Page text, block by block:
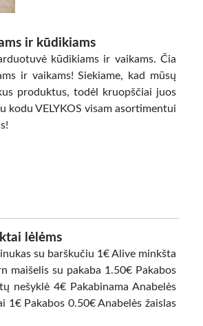
ir kūdikiams
kūdikiams ir vaikams. Čia
ir vaikams! Siekiame, kad mūsų
produktus, todėl kruopščiai juos
kodu VELYKOS visam asortimentui
lėlėms
su barškučiu 1€ Alive minkšta
maišelis su pakaba 1.50€ Pakabos
nešyklė 4€ Pakabinama Anabelės
1€ Pakabos 0.50€ Anabelės žaislas